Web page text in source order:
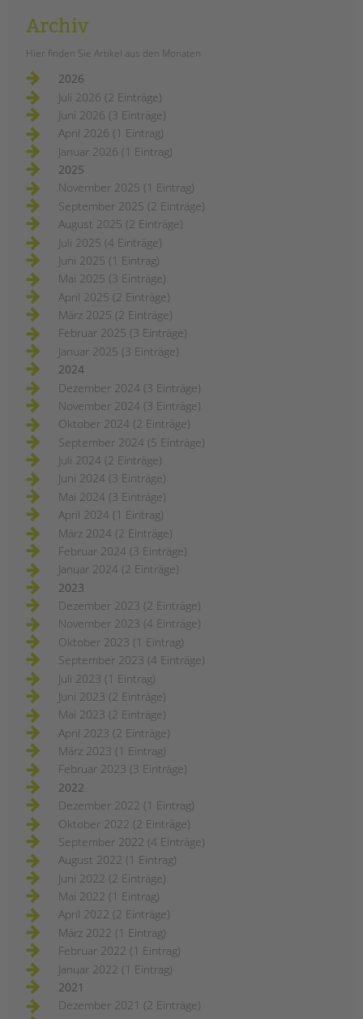
Archiv
Hier finden Sie Artikel aus den Monaten
2026
Juli 2026 (2 Einträge)
Juni 2026 (3 Einträge)
April 2026 (1 Eintrag)
Januar 2026 (1 Eintrag)
2025
November 2025 (1 Eintrag)
September 2025 (2 Einträge)
August 2025 (2 Einträge)
Juli 2025 (4 Einträge)
Juni 2025 (1 Eintrag)
Mai 2025 (3 Einträge)
April 2025 (2 Einträge)
März 2025 (2 Einträge)
Februar 2025 (3 Einträge)
Januar 2025 (3 Einträge)
2024
Dezember 2024 (3 Einträge)
November 2024 (3 Einträge)
Oktober 2024 (2 Einträge)
September 2024 (5 Einträge)
Juli 2024 (2 Einträge)
Juni 2024 (3 Einträge)
Mai 2024 (3 Einträge)
April 2024 (1 Eintrag)
März 2024 (2 Einträge)
Februar 2024 (3 Einträge)
Januar 2024 (2 Einträge)
2023
Dezember 2023 (2 Einträge)
November 2023 (4 Einträge)
Oktober 2023 (1 Eintrag)
September 2023 (4 Einträge)
Juli 2023 (1 Eintrag)
Juni 2023 (2 Einträge)
Mai 2023 (2 Einträge)
April 2023 (2 Einträge)
März 2023 (1 Eintrag)
Februar 2023 (3 Einträge)
2022
Dezember 2022 (1 Eintrag)
Oktober 2022 (2 Einträge)
September 2022 (4 Einträge)
August 2022 (1 Eintrag)
Juni 2022 (2 Einträge)
Mai 2022 (1 Eintrag)
April 2022 (2 Einträge)
März 2022 (1 Eintrag)
Februar 2022 (1 Eintrag)
Januar 2022 (1 Eintrag)
2021
Dezember 2021 (2 Einträge)